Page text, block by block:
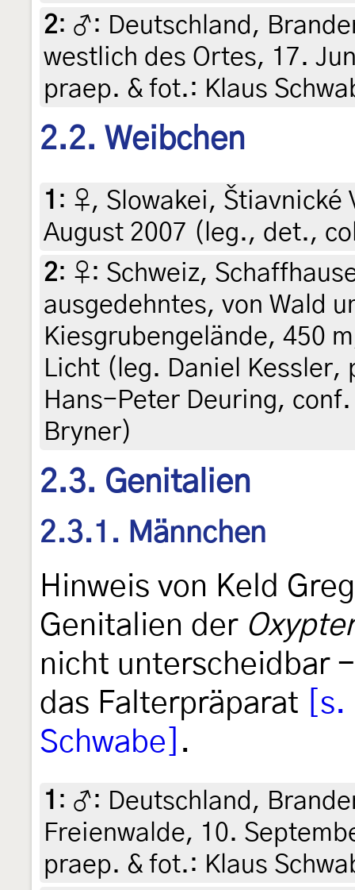
2: ♂: Deutschland,
westlich des Ortes, 17.
praep. & fot.: Klaus
2.2. Weibchen
1 : ♀, Slowakei, Štiavnické
August 2007 (leg., det.,
2: ♀: Schweiz,
ausgedehntes, von Wald
Kiesgrubengelände, 450
Licht (leg. Daniel
Hans-Peter Deuring,
Bryner)
2.3. Genitalien
2.3.1. Männchen
Hinweis von Keld
Genitalien der
nicht unterscheidbar
das Falterpräparat
Schwabe] .
1 : ♂: Deutschland,
Freienwalde, 10.
praep. & fot.: Klaus